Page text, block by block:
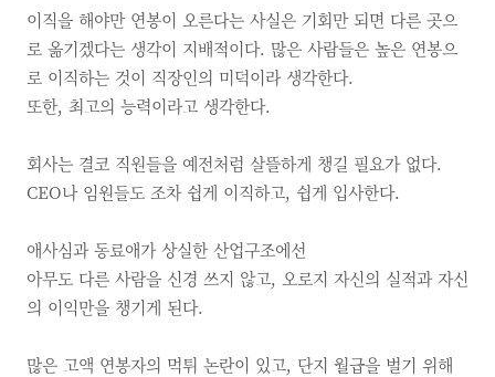
이직을 해야만 연봉이 오른다는 사실은 기회만 되면 다른 곳으
로 옮기겠다는 생각이 지배적이다. 많은 사람들은 높은 연봉으
로 이직하는 것이 직장인의 미덕이라 생각한다.
또한, 최고의 능력이라고 생각한다.
회사는 결코 직원들을 예전처럼 살뜰하게 챙길 필요가 없다.
CEO나 임원들도 조차 쉽게 이직하고, 쉽게 입사한다.
애사심과 동료애가 상실한 산업구조에선
아무도 다른 사람을 신경 쓰지 않고, 오로지 자신의 실적과 자신
의 이익만을 챙기게 된다.
많은 고액 연봉자의 먹튀 논란이 있고, 단지 월급을 벌기 위해